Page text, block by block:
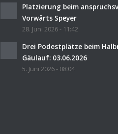
Platzierung beim
Vorwärts Speyer
28. Juni 2026 - 11:42
Drei Podestplätze beim
Gäulauf: 03.06.2026
5. Juni 2026 - 08:04